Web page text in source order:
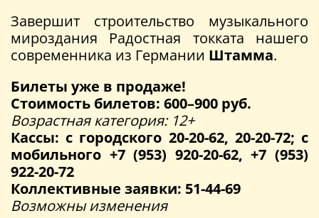
Завершит строительство музыкального
мироздания Радостная токката нашего
современника из Германии Штамма.
Билеты уже в продаже!
Стоимость билетов: 600–900 руб.
Возрастная категория: 12+
Кассы: с городского 20-20-62, 20-20-72; с
мобильного +7 (953) 920-20-62, +7 (953)
922-20-72
Коллективные заявки: 51-44-69
Возможны изменения